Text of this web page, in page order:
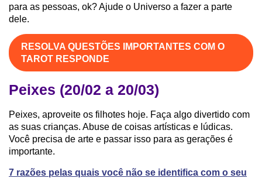
para as pessoas, ok? Ajude o Universo a fazer a parte
dele.
RESOLVA QUESTÕES IMPORTANTES COM O
TAROT RESPONDE
Peixes (20/02 a 20/03)
Peixes, aproveite os filhotes hoje. Faça algo divertido com
as suas crianças. Abuse de coisas artísticas e lúdicas.
Você precisa de arte e passar isso para as gerações é
importante.
7 razões pelas quais você não se identifica com o seu